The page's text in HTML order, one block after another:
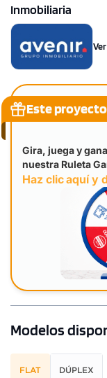
Inmobiliaria
Gira, juega y
nuestra Ruleta
Haz clic aquí y
Este
Modelos
FLAT DÚPLEX